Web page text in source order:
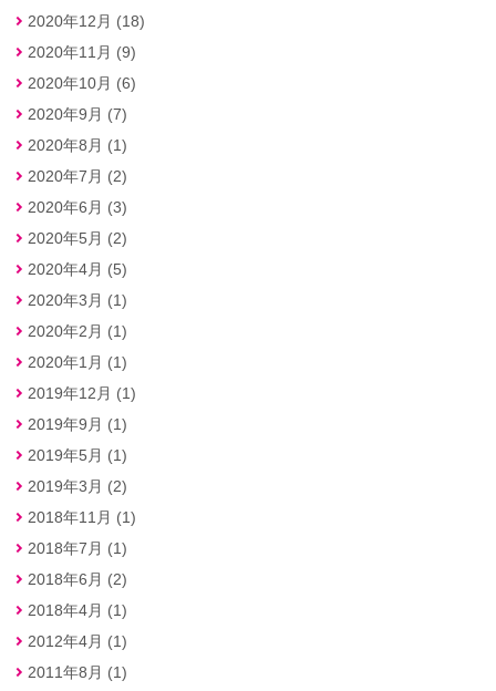
2020年12月 (18)
2020年11月 (9)
2020年10月 (6)
2020年9月 (7)
2020年8月 (1)
2020年7月 (2)
2020年6月 (3)
2020年5月 (2)
2020年4月 (5)
2020年3月 (1)
2020年2月 (1)
2020年1月 (1)
2019年12月 (1)
2019年9月 (1)
2019年5月 (1)
2019年3月 (2)
2018年11月 (1)
2018年7月 (1)
2018年6月 (2)
2018年4月 (1)
2012年4月 (1)
2011年8月 (1)